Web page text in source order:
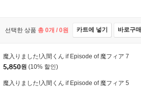
선택한 상품 총 0개 / 0원 카트에 넣기 바로구매
魔入りました!入間くん if Episode of 魔フィア 7
5,850원 (10% 할인)
魔入りました!入間くん if Episode of 魔フィア 5